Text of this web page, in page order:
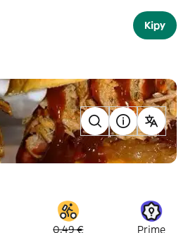
Кіру
0,49 € Prime